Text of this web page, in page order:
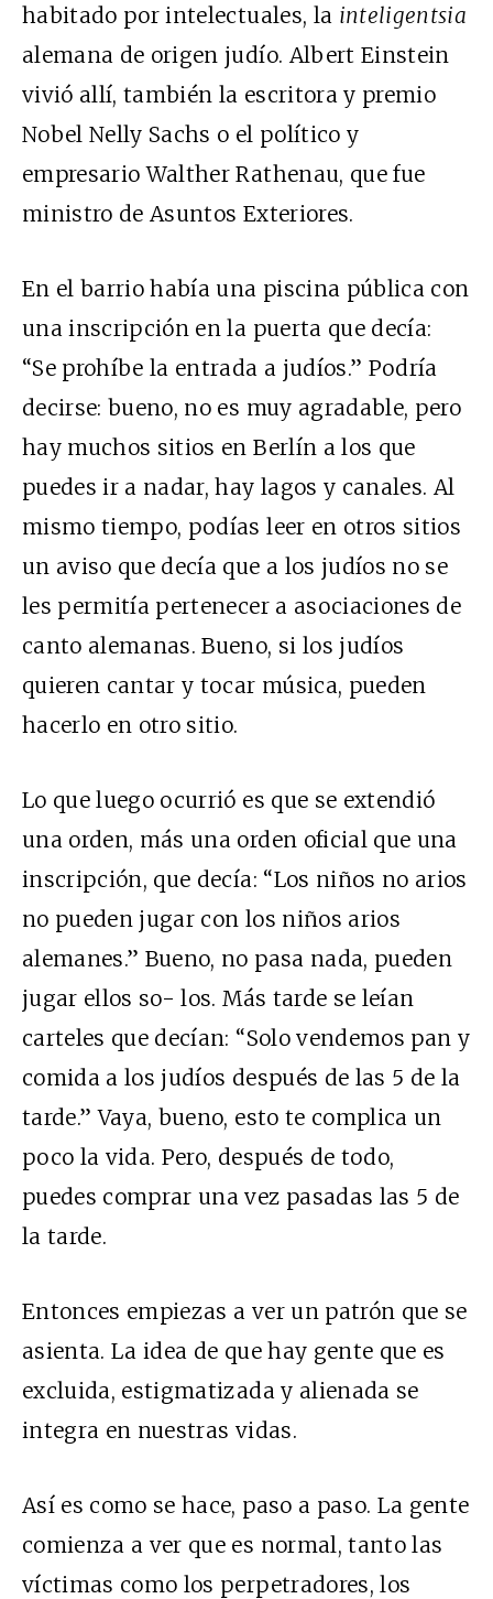
habitado por intelectuales, la inteligentsia
alemana de origen judío. Albert Einstein
vivió allí, también la escritora y premio
Nobel Nelly Sachs o el político y
empresario Walther Rathenau, que fue
ministro de Asuntos Exteriores.
En el barrio había una piscina pública con
una inscripción en la puerta que decía:
“Se prohíbe la entrada a judíos.” Podría
decirse: bueno, no es muy agradable, pero
hay muchos sitios en Berlín a los que
puedes ir a nadar, hay lagos y canales. Al
mismo tiempo, podías leer en otros sitios
un aviso que decía que a los judíos no se
les permitía pertenecer a asociaciones de
canto alemanas. Bueno, si los judíos
quieren cantar y tocar música, pueden
hacerlo en otro sitio.
Lo que luego ocurrió es que se extendió
una orden, más una orden oficial que una
inscripción, que decía: “Los niños no arios
no pueden jugar con los niños arios
alemanes.” Bueno, no pasa nada, pueden
jugar ellos so- los. Más tarde se leían
carteles que decían: “Solo vendemos pan y
comida a los judíos después de las 5 de la
tarde.” Vaya, bueno, esto te complica un
poco la vida. Pero, después de todo,
puedes comprar una vez pasadas las 5 de
la tarde.
Entonces empiezas a ver un patrón que se
asienta. La idea de que hay gente que es
excluida, estigmatizada y alienada se
integra en nuestras vidas.
Así es como se hace, paso a paso. La gente
comienza a ver que es normal, tanto las
víctimas como los perpetradores, los